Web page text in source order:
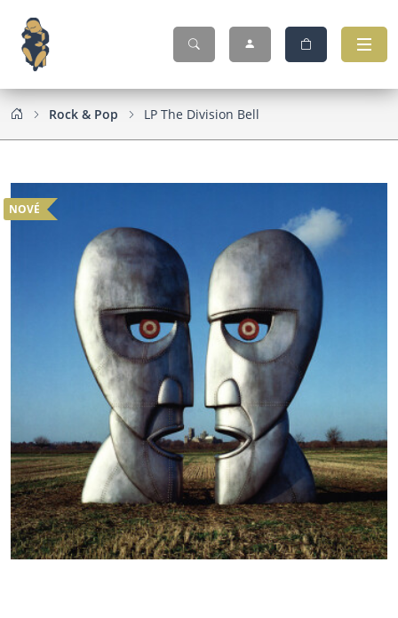
Rock & Pop LP The Division Bell
NOVÉ